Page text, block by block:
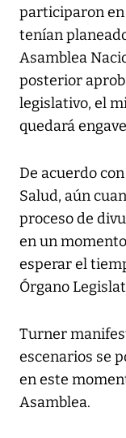
participaron
tenían
Asamblea
posterior
legislativo, el
quedará
De acuerdo
Salud, aún
proceso de
en un
esperar el
Órgano
Turner
escenarios se
en este
Asamblea.